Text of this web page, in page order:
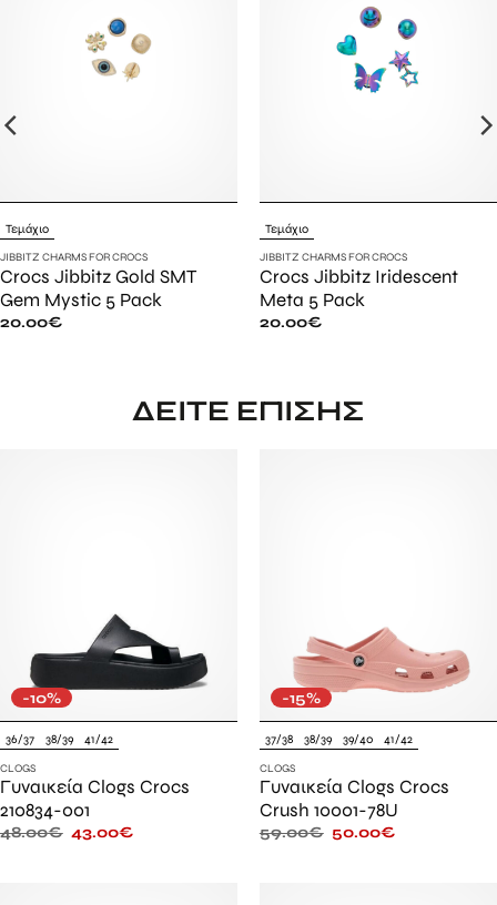
Τεμάχιο
JIBBITZ CHARMS FOR CROCS
Crocs Jibbitz Gold SMT
Gem Mystic 5 Pack
20.00€
Τεμάχιο
JIBBITZ CHARMS FOR CROCS
Crocs Jibbitz Iridescent
Meta 5 Pack
20.00€
ΔΕΊΤΕ ΕΠΊΣΗΣ
-10%
36/37 38/39 41/42
CLOGS
Γυναικεία Clogs Crocs
210834-001
48.00€ 43.00€
-15%
37/38 38/39 39/40 41/42
CLOGS
Γυναικεία Clogs Crocs
Crush 10001-78U
59.00€ 50.00€